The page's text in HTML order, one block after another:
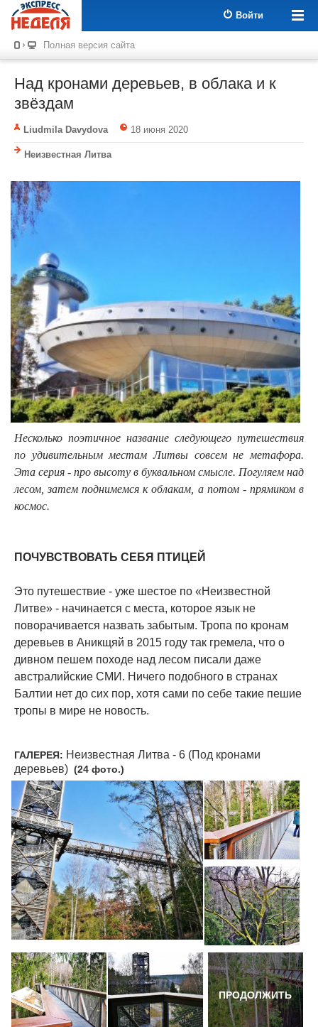
Войти
Полная версия сайта
Над кронами деревьев, в облака и к
звёздам
Liudmila Davydova 18 июня 2020
Неизвестная Литва
Несколько поэтичное название следующего путешествия
по удивительным местам Литвы совсем не метафора.
Эта серия - про высоту в буквальном смысле. Погуляем над
лесом, затем поднимемся к облакам, а потом - прямиком в
космос.
ПОЧУВСТВОВАТЬ СЕБЯ ПТИЦЕЙ
Это путешествие - уже шестое по «Неизвестной
Литве» - начинается с места, которое язык не
поворачивается назвать забытым. Тропа по кронам
деревьев в Аникщяй в 2015 году так гремела, что о
дивном пешем походе над лесом писали даже
австралийские СМИ. Ничего подобного в странах
Балтии нет до сих пор, хотя сами по себе такие пешие
тропы в мире не новость.
ГАЛЕРЕЯ: Неизвестная Литва - 6 (Под кронами
деревьев) (24 фото.)
ПРОДОЛЖИТЬ